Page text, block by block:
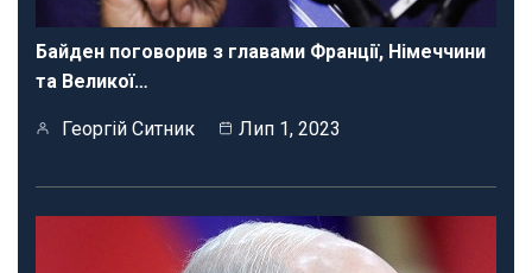
Байден поговорив з главами Франції, Німеччини
та Великої…
Георгій Ситник Лип 1, 2023